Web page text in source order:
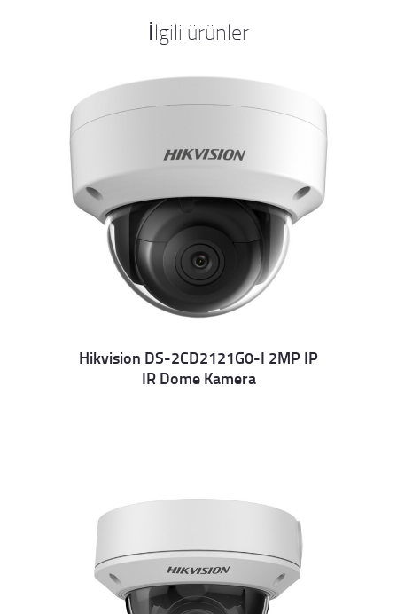
İlgili ürünler
Details
Hikvision DS-2CD2121G0-I 2MP IP
IR Dome Kamera